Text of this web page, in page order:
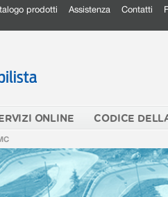
prodotti Assistenza Contatti
ONLINE CODICE